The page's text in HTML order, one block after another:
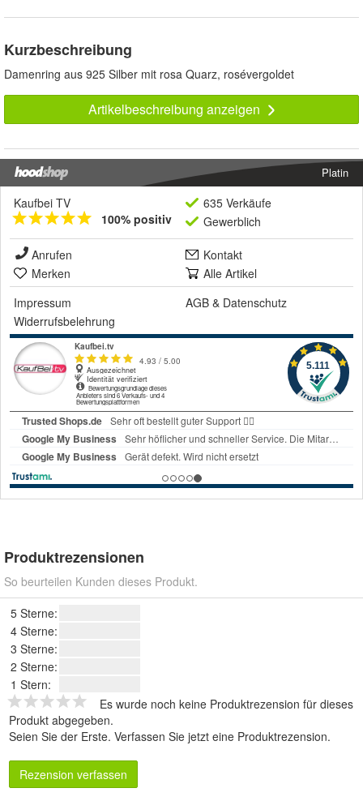
Kurzbeschreibung
Damenring aus 925 Silber mit rosa Quarz, rosévergoldet
Artikelbeschreibung anzeigen
Platin
Kaufbei TV
100% positiv
635 Verkäufe
Gewerblich
Anrufen
Kontakt
Merken
Alle Artikel
Impressum
AGB & Datenschutz
Widerrufsbelehrung
Produktrezensionen
So beurteilen Kunden dieses Produkt.
5 Sterne:
4 Sterne:
3 Sterne:
2 Sterne:
1 Stern:
Es wurde noch keine Produktrezension für dieses
Produkt abgegeben.
Seien Sie der Erste. Verfassen Sie jetzt eine Produktrezension.
Rezension verfassen